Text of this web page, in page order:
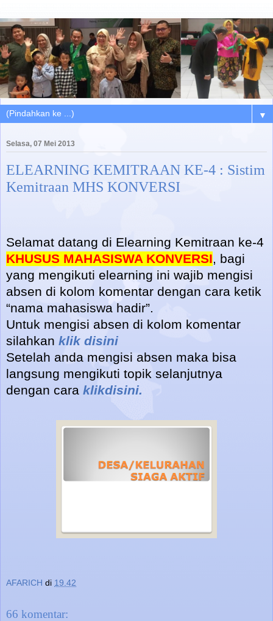
▼
Selasa, 07 Mei 2013
ELEARNING KEMITRAAN KE-4 : Sistim
Kemitraan MHS KONVERSI
Selamat datang di Elearning Kemitraan ke-4
KHUSUS MAHASISWA KONVERSI, bagi
yang mengikuti elearning ini wajib mengisi
absen di kolom komentar dengan cara ketik
“nama mahasiswa hadir”.
Untuk mengisi absen di kolom komentar
silahkan klik disini
Setelah anda mengisi absen maka bisa
langsung mengikuti topik selanjutnya
dengan cara klikdisini.
AFARICH di 19.42
66 komentar: